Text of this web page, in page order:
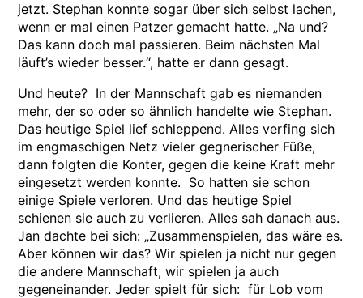
jetzt. Stephan konnte sogar über sich selbst lachen,
wenn er mal einen Patzer gemacht hatte. „Na und?
Das kann doch mal passieren. Beim nächsten Mal
läuft’s wieder besser.“, hatte er dann gesagt.
Und heute? In der Mannschaft gab es niemanden
mehr, der so oder so ähnlich handelte wie Stephan.
Das heutige Spiel lief schleppend. Alles verfing sich
im engmaschigen Netz vieler gegnerischer Füße,
dann folgten die Konter, gegen die keine Kraft mehr
eingesetzt werden konnte. So hatten sie schon
einige Spiele verloren. Und das heutige Spiel
schienen sie auch zu verlieren. Alles sah danach aus.
Jan dachte bei sich: „Zusammenspielen, das wäre es.
Aber können wir das? Wir spielen ja nicht nur gegen
die andere Mannschaft, wir spielen ja auch
gegeneinander. Jeder spielt für sich: für Lob vom